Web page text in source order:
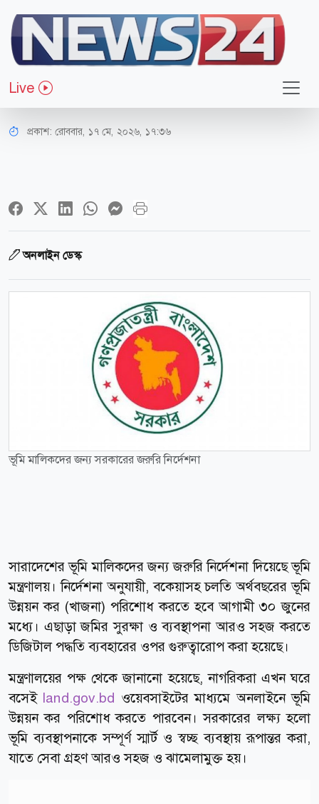
Live
জাতীয়
ভূমি মালিকদের জন্য সরকারের জরুরি
নির্দেশনা
প্রকাশ: রোববার, ১৭ মে, ২০২৬, ১৭:৩৬
অনলাইন ডেস্ক
ভূমি মালিকদের জন্য সরকারের জরুরি নির্দেশনা
সারাদেশের ভূমি মালিকদের জন্য জরুরি নির্দেশনা দিয়েছে ভূমি
মন্ত্রণালয়। নির্দেশনা অনুযায়ী, বকেয়াসহ চলতি অর্থবছরের ভূমি
উন্নয়ন কর (খাজনা) পরিশোধ করতে হবে আগামী ৩০ জুনের
মধ্যে। এছাড়া জমির সুরক্ষা ও ব্যবস্থাপনা আরও সহজ করতে
ডিজিটাল পদ্ধতি ব্যবহারের ওপর গুরুত্বারোপ করা হয়েছে।
মন্ত্রণালয়ের পক্ষ থেকে জানানো হয়েছে, নাগরিকরা এখন ঘরে
বসেই land.gov.bd ওয়েবসাইটের মাধ্যমে অনলাইনে ভূমি
উন্নয়ন কর পরিশোধ করতে পারবেন। সরকারের লক্ষ্য হলো
ভূমি ব্যবস্থাপনাকে সম্পূর্ণ স্মার্ট ও স্বচ্ছ ব্যবস্থায় রূপান্তর করা,
যাতে সেবা গ্রহণ আরও সহজ ও ঝামেলামুক্ত হয়।